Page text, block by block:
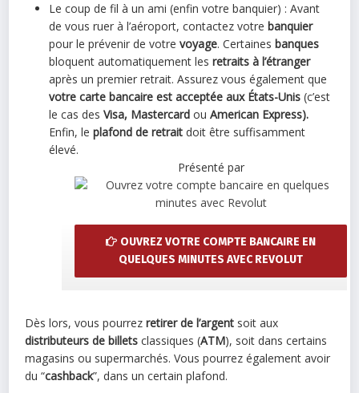
Le coup de fil à un ami (enfin votre banquier) : Avant
de vous ruer à l’aéroport, contactez votrebanquier
pour le prévenir de votre voyage. Certainesbanques
bloquent automatiquement lesretraits à l’étranger
après un premier retrait. Assurez vous également que
votre carte bancaire est acceptée aux États-Unis (c’est
le cas desVisa, Mastercard ouAmerican Express).
Enfin, leplafond de retrait doit être suffisamment
élevé.
Présenté par
OUVREZ VOTRE COMPTE BANCAIRE EN
QUELQUES MINUTES AVEC REVOLUT
Dès lors, vous pourrezretirer de l’argent soit aux
distributeurs de billets classiques (ATM), soit dans certains
magasins ou supermarchés. Vous pourrez également avoir
du “cashback”, dans un certain plafond.